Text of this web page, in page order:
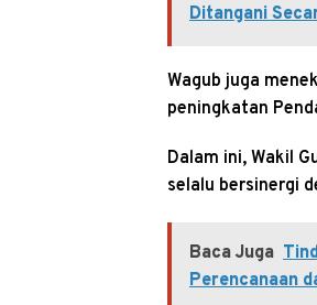
Ditangani
Wagub juga
peningkatan
Dalam ini, Wakil
selalu bersinergi
Baca Juga
Perencanaan